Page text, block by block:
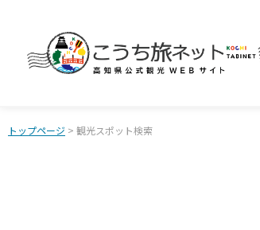
トップページ > 観光スポット検索